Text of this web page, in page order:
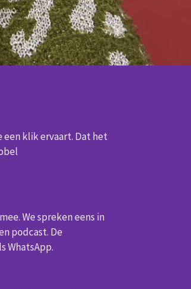
een klik ervaart. Dat het
We spreken eens in
podcast. De
WhatsApp.